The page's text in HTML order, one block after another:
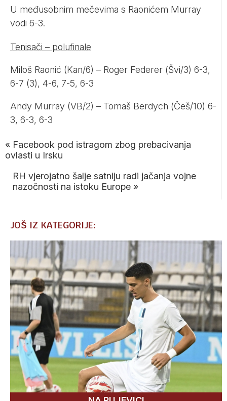
U međusobnim mečevima s Raonićem Murray
vodi 6-3.
Tenisači – polufinale
Miloš Raonić (Kan/6) – Roger Federer (Švi/3) 6-3,
6-7 (3), 4-6, 7-5, 6-3
Andy Murray (VB/2) – Tomaš Berdych (Češ/10) 6-
3, 6-3, 6-3
« Facebook pod istragom zbog prebacivanja
ovlasti u Irsku
RH vjerojatno šalje satniju radi jačanja vojne
nazočnosti na istoku Europe »
JOŠ IZ KATEGORIJE: